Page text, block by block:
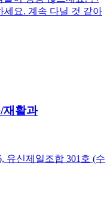
요. 계속 다닐 것 같아
재활과
유신제일조합 301호 (수